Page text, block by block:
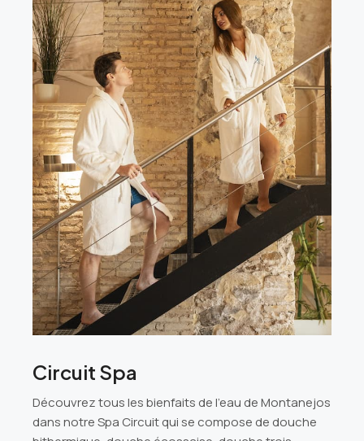
Circuit Spa
Découvrez tous les bienfaits de l’eau de Montanejos
dans notre Spa Circuit qui se compose de douche